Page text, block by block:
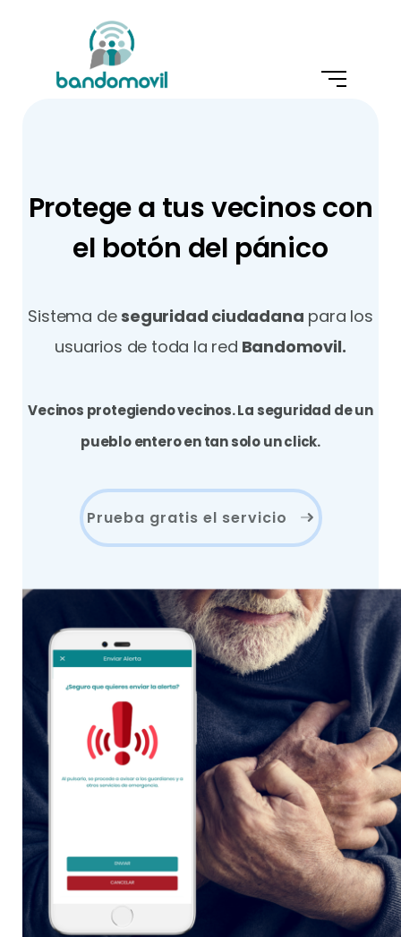
Protege a tus vecinos con
el botón del pánico
Sistema deseguridad ciudadana para los
usuarios de toda la red Bandomovil.
Vecinos protegiendo vecinos. La seguridad de un
pueblo entero en tan solo un click.
Prueba gratis el servicio